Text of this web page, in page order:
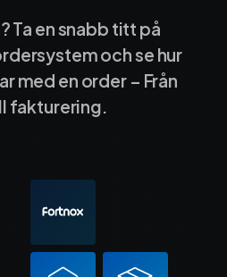
Ta en snabb titt på
och se hur
med en order – Från
fakturering.